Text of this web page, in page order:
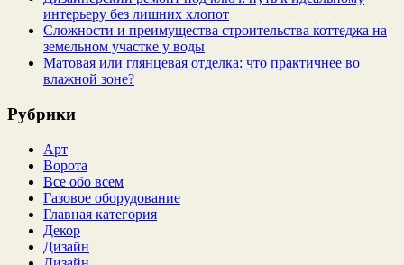
интерьеру без лишних хлопот
Сложности и преимущества строительства коттеджа на
земельном участке у воды
Матовая или глянцевая отделка: что практичнее во
влажной зоне?
Рубрики
Арт
Ворота
Все обо всем
Газовое оборудование
Главная категория
Декор
Дизайн